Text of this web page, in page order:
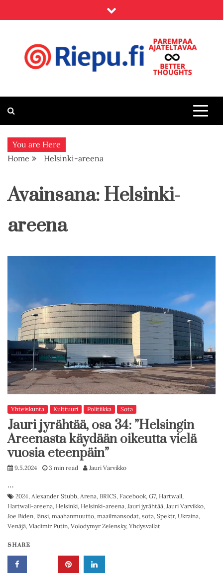
to
Riepu.fi
You are Here
Home
Helsinki-areena
Avainsana: Helsinki-
areena
Yhteiskunta Kulttuuri Politiikka Sota
Jauri jyrähtää, osa 34: ”Helsingin
Areenasta käydään oikeutta vielä
vuosia eteenpäin”
9.5.2024 3 min read Jauri Varvikko
…
2024, Alexander Stubb, Arena, BRICS, Facebook, G7, Hartwall,
Hartwall-areena, Helsinki, Helsinki-areena, Jauri jyrähtää, Jauri Varvikko,
Joe Biden, länsi, maahanmuutto, maailmansodat, sota, Spektr, Ukraina,
Venäjä, Vladimir Putin, Volodymyr Zelensky, Yhdysvallat
SHARE